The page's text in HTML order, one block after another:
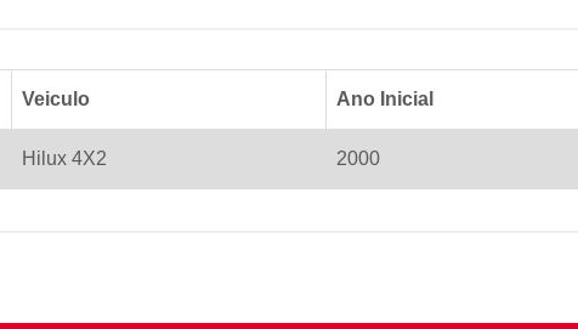
Veiculo Ano Inicial
Hilux 4X2 2000